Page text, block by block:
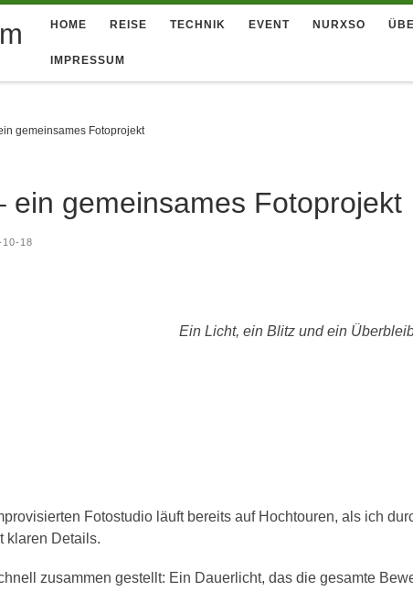
HOME REISE TECHNIK EVENT NURXSO
IMPRESSUM
gemeinsames Fotoprojekt
ein gemeinsames Fotoprojekt
10-18
Ein Licht, ein Blitz und ein
Fotostudio läuft bereits auf Hochtouren, als ich
klaren Details.
zusammen gestellt: Ein Dauerlicht, das die gesamte